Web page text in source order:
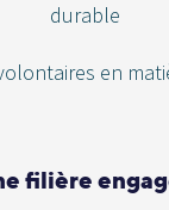
durable
en
filière